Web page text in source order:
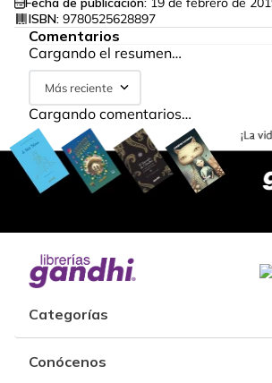
ISBN: 9780525628897
Comentarios
Cargando el resumen…
Más reciente
Cargando comentarios…
Categorías
Conócenos